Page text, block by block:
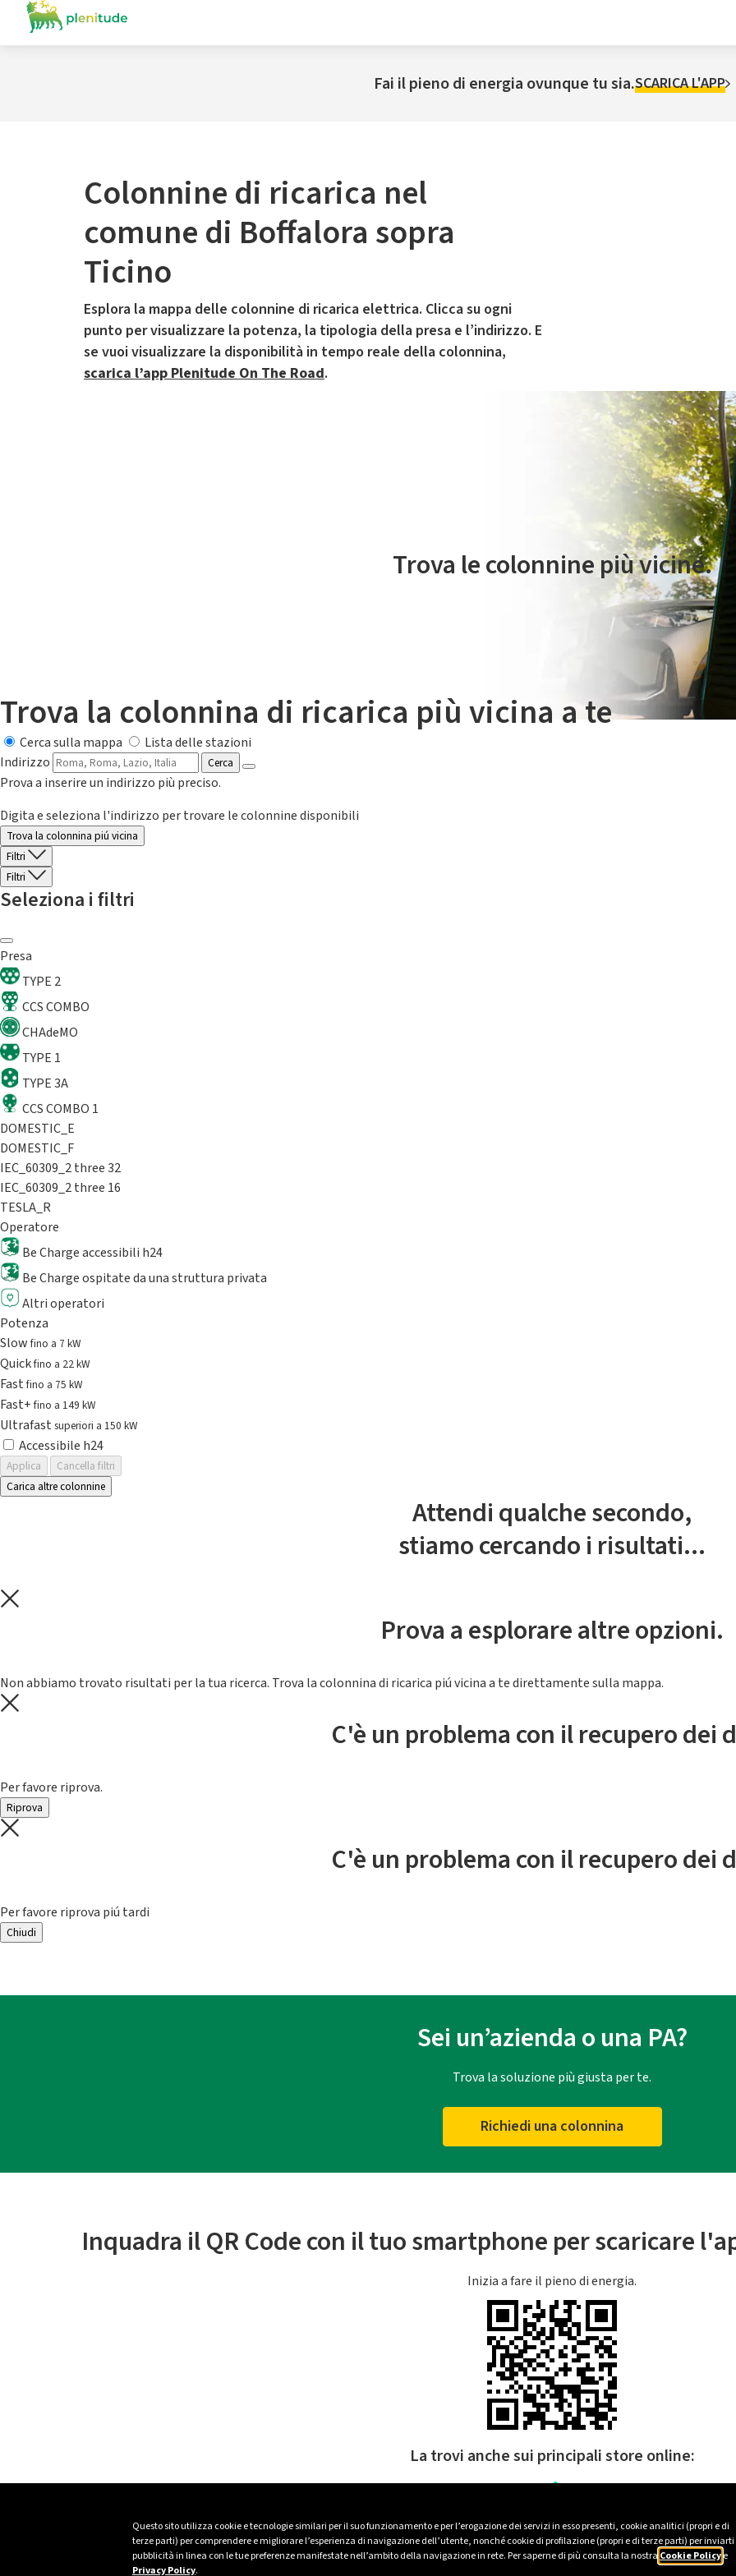
Questo sito utilizza cookie e tecnologie similari per il suo funzionamento e per l’erogazione dei servizi in esso presenti, cookie analitici (propri e di
terze parti) per comprendere e migliorare l’esperienza di navigazione dell’utente, nonché cookie di profilazione (propri e di terze parti) per inviarti
pubblicità in linea con le tue preferenze manifestate nell’ambito della navigazione in rete. Per saperne di più consulta la nostra Cookie Policye
Privacy Policy.
Fai il pieno di energia ovunque tu sia.SCARICA L'APP
Colonnine di ricarica nel
comune di Boffalora sopra
Ticino
Esplora la mappa delle colonnine di ricarica elettrica. Clicca su ogni
punto per visualizzare la potenza, la tipologia della presa e l’indirizzo. E
se vuoi visualizzare la disponibilità in tempo reale della colonnina,
scarica l’app Plenitude On The Road.
Il servizio di mobilità elettrica è gestito da Plenitude On The Road
Trova le colonnine più vicine.
Trova la colonnina di ricarica più vicina a te
Cerca sulla mappa
Lista delle stazioni
Indirizzo
Cerca
Prova a inserire un indirizzo più preciso.
Digita e seleziona l'indirizzo per trovare le colonnine disponibili
Trova la colonnina piú vicina
Filtri
Filtri
Seleziona i filtri
Presa
TYPE 2
CCS COMBO
CHAdeMO
TYPE 1
TYPE 3A
CCS COMBO 1
DOMESTIC_E
DOMESTIC_F
IEC_60309_2 three 32
IEC_60309_2 three 16
TESLA_R
Operatore
Be Charge accessibili h24
Be Charge ospitate da una struttura privata
Altri operatori
Potenza
Slowfino a 7 kW
Quickfino a 22 kW
Fastfino a 75 kW
Fast+fino a 149 kW
Ultrafast superiori a 150 kW
Accessibile h24
Applica
Cancella filtri
Carica altre colonnine
Attendi qualche secondo,
stiamo cercando i risultati...
Prova a esplorare altre opzioni.
Non abbiamo trovato risultati per la tua ricerca. Trova la colonnina di ricarica piú vicina a te direttamente sulla mappa.
C'è un problema con il recupero dei
Per favore riprova.
Riprova
C'è un problema con il recupero dei
Per favore riprova piú tardi
Chiudi
Sei un’azienda o una PA?
Trova la soluzione più giusta per te.
Richiedi una colonnina
Inquadra il QR Code con il tuo smartphone per scaricare
Inizia a fare il pieno di energia.
La trovi anche sui principali store online: